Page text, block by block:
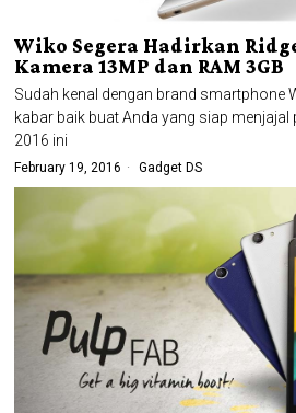
Wiko Segera Hadirkan
Kamera 13MP dan RAM 3GB
Sudah kenal dengan brand smartphone
kabar baik buat Anda yang siap menjajal
2016 ini
February 19, 2016 Gadget DS